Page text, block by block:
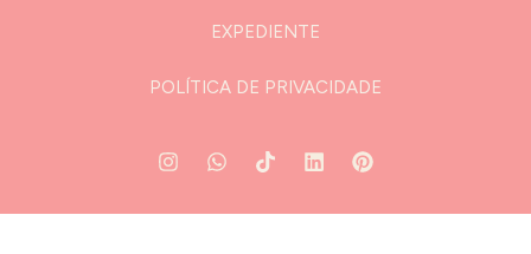
EXPEDIENTE
POLÍTICA DE PRIVACIDADE